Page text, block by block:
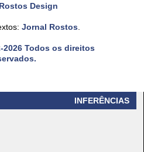
INFERÊNCIAS
Rostos Design
Jornal Rostos.
2026 Todos os direitos